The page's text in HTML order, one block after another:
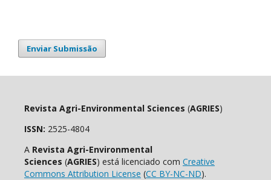
Enviar Submissão
Revista Agri-Environmental Sciences (AGRIES)
ISSN: 2525-4804
A Revista Agri-Environmental
Sciences (AGRIES) está licenciado com Creative
Commons Attribution License (CC BY-NC-ND).